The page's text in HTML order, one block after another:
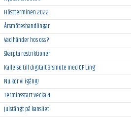
Höstterminen 2022
Årsmöteshandlingar
Vad händer hos oss ?
Skärpta restriktioner
Kallelse till digitalt årsmöte med GF Ling
Nu kör vi igång!
Terminsstart vecka 4
Julstängt på kansliet